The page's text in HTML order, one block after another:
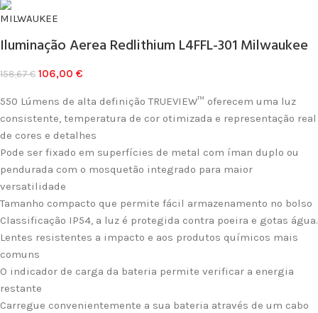
Iluminação Aerea Redlithium L4FFL-301 Milwaukee
158,67€ 106,00 €
550 Lúmens de alta definição TRUEVIEW™ oferecem uma luz
consistente, temperatura de cor otimizada e representação real
de cores e detalhes
Pode ser fixado em superfícies de metal com íman duplo ou
pendurada com o mosquetão integrado para maior
versatilidade
Tamanho compacto que permite fácil armazenamento no bolso
Classificação IP54, a luz é protegida contra poeira e gotas água.
Lentes resistentes a impacto e aos produtos químicos mais
comuns
O indicador de carga da bateria permite verificar a energia
restante
Carregue convenientemente a sua bateria através de um cabo